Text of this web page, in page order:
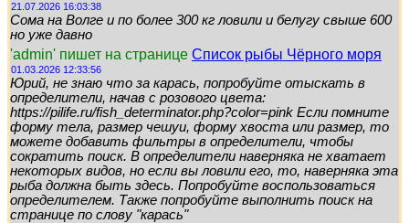
21.07.2026 16:03:38
Сома на Волге и по более 300 кг ловили и белугу свыше 600
но уже давно
'admin' пишет на странице Список рыбы Чёрного моря
01.03.2026 12:33:56
Юрий, не знаю что за карась, попробуйте отыскать в
определители, начав с розового цвета:
https://pilife.ru/fish_determinator.php?color=pink Если помните
форму тела, размер чешуи, форму хвоста или размер, то
можете добавить фильтры в определители, чтобы
сократить поиск. В определители наверняка не хватает
некоторых видов, но если вы ловили его, то, наверняка эта
рыба должна быть здесь. Попробуйте воспользоваться
определителем. Также попробуйте выполнить поиск на
странице по слову "карась"